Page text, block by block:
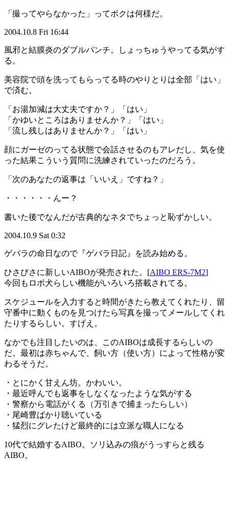
「撮ってやらなかった」ってボクは何様だ。
2004.10.8 Fri 16:44
風邪と結膜炎のダブルパンチ。しょっちゅうやってる気がす
る。
美容院で頭を洗ってもらってる時のやりとりは全部「はい」
で済む。
「お湯加減は大丈夫ですか？」「はい」
「かゆいところはありませんか？」「はい」
「流し残しはありませんか？」「はい」
顔にガーゼのってる状態で会話させるのもアレだし、気を使
った結果こういう質問に洗練されていったのだろう。
「次のあなたの返事は「いいえ」ですね？」
・・・・・・んー？
書いた後でなんだが古典的なネタでちょっと恥ずかしい。
2004.10.9 Sat 0:32
ゲバラの命日なので『ゲバラ日記』を読み始める。
ひさびさに新しいAIBOが発売された。[AIBO ERS-7M2]
今回もロボ犬らしい機能がいろいろ搭載されてる。
スケジュールを入力すると時間がきたら教えてくれたり、留
守番中に動くものを見つけたら写真を撮ってメールしてくれ
たりするらしい。すげえ。
なかでも注目したいのは、このAIBOは成長するらしいの
だ。最初は赤ちゃんで、飼い方（使い方）によって性格が変
わるそうだ。
・とにかく甘えん坊。かわいい。
・最近呼んでも返事をしなくなったような気がする
・警察から電話がくる（万引きで捕まったらしい）
・尾崎豊ばかり聴いている
・猛烈にグレたけど最終的には立派な職人になる
10代で結婚するAIBO。ソリ込みの痕がうっすらと残る
AIBO。